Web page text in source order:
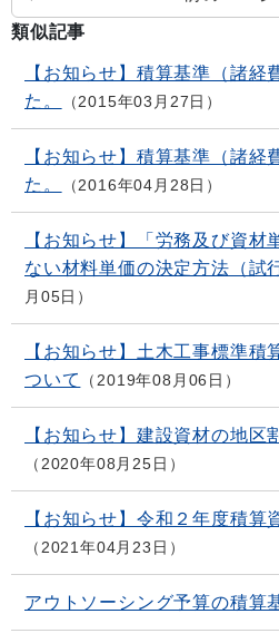
類似記事
【お知らせ】積算基準（諸経
た。
2015年03月27日
【お知らせ】積算基準（諸経
た。
2016年04月28日
【お知らせ】「労務及び資材
ない材料単価の決定方法（試
月05日
【お知らせ】土木工事標準積
ついて
2019年08月06日
【お知らせ】建設資材の地区
2020年08月25日
【お知らせ】令和２年度積算
2021年04月23日
アウトソーシング予算の積算